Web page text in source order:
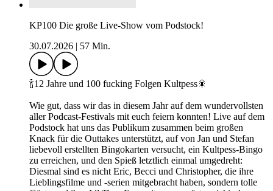
KP100 Die große Live-Show vom Podstock!
30.07.2026
57 Min.
🍾12 Jahre und 100 fucking Folgen Kultpess🎇
Wie gut, dass wir das in diesem Jahr auf dem wundervollsten
aller Podcast-Festivals mit euch feiern konnten! Live auf dem
Podstock hat uns das Publikum zusammen beim großen
Knack für die Outtakes unterstützt, auf von Jan und Stefan
liebevoll erstellten Bingokarten versucht, ein Kultpess-Bingo
zu erreichen, und den Spieß letztlich einmal umgedreht:
Diesmal sind es nicht Eric, Becci und Christopher, die ihre
Lieblingsfilme und -serien mitgebracht haben, sondern tolle